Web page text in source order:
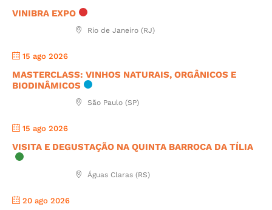
VINIBRA EXPO
Rio de Janeiro (RJ)
15 ago 2026
MASTERCLASS: VINHOS NATURAIS, ORGÂNICOS E
BIODINÂMICOS
São Paulo (SP)
15 ago 2026
VISITA E DEGUSTAÇÃO NA QUINTA BARROCA DA TÍLIA
Águas Claras (RS)
20 ago 2026